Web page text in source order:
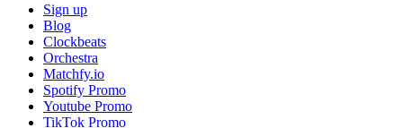
Sign up
Blog
Clockbeats
Orchestra
Matchfy.io
Spotify Promo
Youtube Promo
TikTok Promo